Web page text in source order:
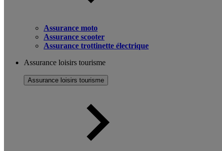
Assurance moto
Assurance scooter
Assurance trottinette électrique
Assurance loisirs tourisme
Assurance loisirs tourisme